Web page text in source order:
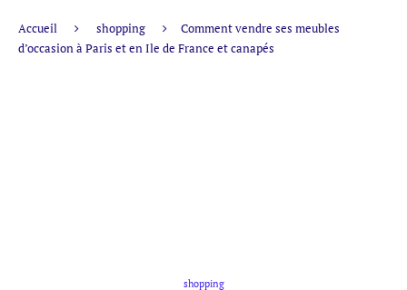
Accueil shopping
Comment vendre ses meubles
d’occasion à Paris et en Ile de France et canapés
shopping